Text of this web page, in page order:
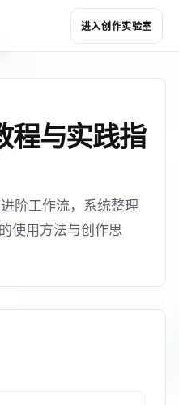
进入创作实验室
程与实践指
阶工作流，系统整理
使用方法与创作思